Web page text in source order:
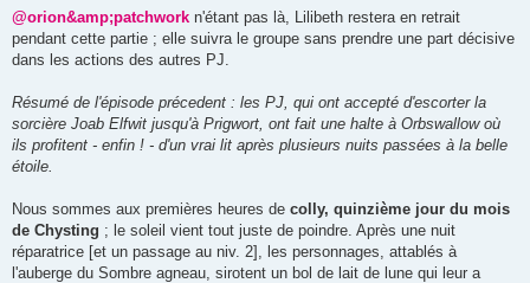
@orion&amp;patchwork n'étant pas là, Lilibeth restera en retrait
pendant cette partie ; elle suivra le groupe sans prendre une part décisive
dans les actions des autres PJ.
Résumé de l'épisode précedent : les PJ, qui ont accepté d'escorter la
sorcière Joab Elfwit jusqu'à Prigwort, ont fait une halte à Orbswallow où
ils profitent - enfin ! - d'un vrai lit après plusieurs nuits passées à la belle
étoile.
Nous sommes aux premières heures de colly, quinzième jour du mois
de Chysting ; le soleil vient tout juste de poindre. Après une nuit
réparatrice [et un passage au niv. 2], les personnages, attablés à
l'auberge du Sombre agneau, sirotent un bol de lait de lune qui leur a